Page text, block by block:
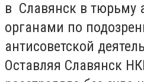
в Славянск в тюрьму
органами по
антисоветской
Оставляя Славянск